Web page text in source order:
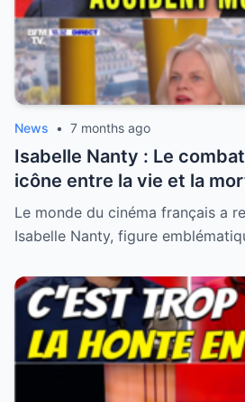
News • 7 months ago
Isabelle Nanty : Le
icône entre la vie et la
hospitalisation critique
Le monde du cinéma français a
Isabelle Nanty, figure